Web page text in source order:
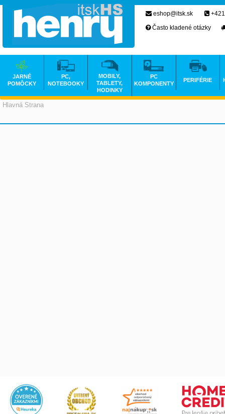
Hlavná Strana
eshop@itsk.sk
Často kladené otázky
JARNÉ
POMÔCKY
PC,
NOTEBOOKY
MOBILY,
TABLETY,
HODINKY
PC
KOMPONENTY
PERIFÉRIE